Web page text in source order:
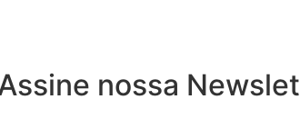
nossa